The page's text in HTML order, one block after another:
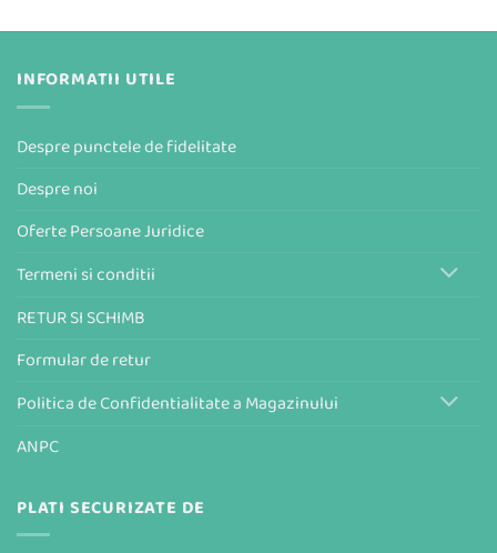
INFORMATII UTILE
Despre punctele de fidelitate
Despre noi
Oferte Persoane Juridice
Termeni si conditii
RETUR SI SCHIMB
Formular de retur
Politica de Confidentialitate a Magazinului
ANPC
PLATI SECURIZATE DE